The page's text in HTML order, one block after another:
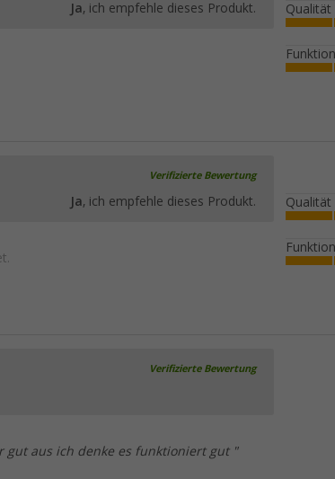
Ja, ich empfehle dieses Produkt. Qualität
Verifizierte Bewertung
Ja, ich empfehle dieses Produkt. Qualität
Verifizierte Bewertung
gut aus ich denke es funktioniert gut "